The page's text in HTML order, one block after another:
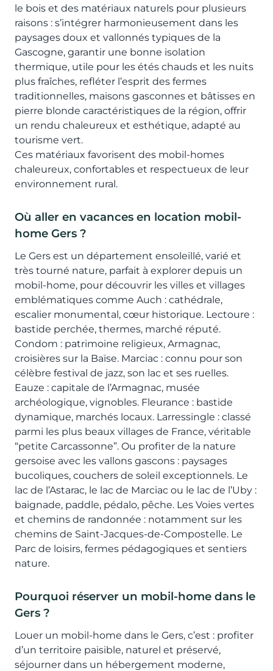
le bois et des matériaux naturels pour plusieurs
raisons : s’intégrer harmonieusement dans les
paysages doux et vallonnés typiques de la
Gascogne, garantir une bonne isolation
thermique, utile pour les étés chauds et les nuits
plus fraîches, refléter l’esprit des fermes
traditionnelles, maisons gasconnes et bâtisses en
pierre blonde caractéristiques de la région, offrir
un rendu chaleureux et esthétique, adapté au
tourisme vert.
Ces matériaux favorisent des mobil-homes
chaleureux, confortables et respectueux de leur
environnement rural.
Où aller en vacances en location mobil-
home Gers ?
Le Gers est un département ensoleillé, varié et
très tourné nature, parfait à explorer depuis un
mobil-home, pour découvrir les villes et villages
emblématiques comme Auch : cathédrale,
escalier monumental, cœur historique. Lectoure :
bastide perchée, thermes, marché réputé.
Condom : patrimoine religieux, Armagnac,
croisières sur la Baïse. Marciac : connu pour son
célèbre festival de jazz, son lac et ses ruelles.
Eauze : capitale de l’Armagnac, musée
archéologique, vignobles. Fleurance : bastide
dynamique, marchés locaux. Larressingle : classé
parmi les plus beaux villages de France, véritable
“petite Carcassonne”. Ou profiter de la nature
gersoise avec les vallons gascons : paysages
bucoliques, couchers de soleil exceptionnels. Le
lac de l’Astarac, le lac de Marciac ou le lac de l’Uby :
baignade, paddle, pédalo, pêche. Les Voies vertes
et chemins de randonnée : notamment sur les
chemins de Saint-Jacques-de-Compostelle. Le
Parc de loisirs, fermes pédagogiques et sentiers
nature.
Pourquoi réserver un mobil-home dans le
Gers ?
Louer un mobil-home dans le Gers, c’est : profiter
d’un territoire paisible, naturel et préservé,
séjourner dans un hébergement moderne,